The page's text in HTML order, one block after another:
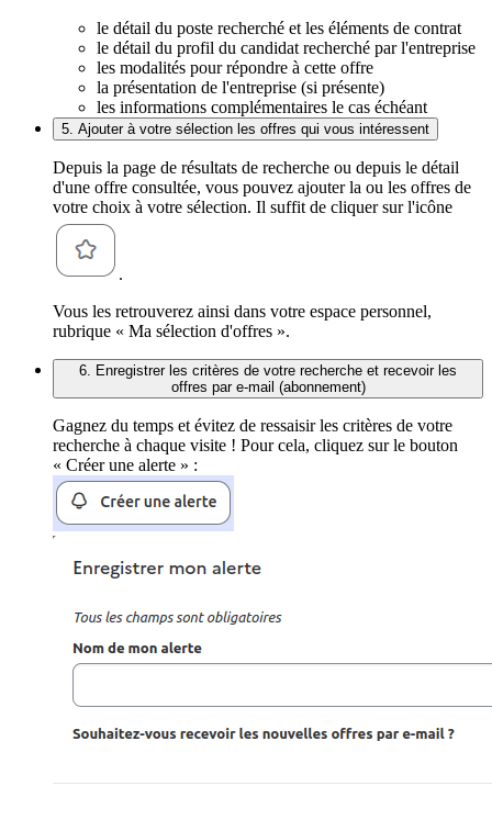
le détail du poste recherché et les éléments de contrat
le détail du profil du candidat recherché par l'entreprise
les modalités pour répondre à cette offre
la présentation de l'entreprise (si présente)
les informations complémentaires le cas échéant
5. Ajouter à votre sélection les offres qui vous intéressent
Depuis la page de résultats de recherche ou depuis le détail
d'une offre consultée, vous pouvez ajouter la ou les offres de
votre choix à votre sélection. Il suffit de cliquer sur l'icône
.
Vous les retrouverez ainsi dans votre espace personnel,
rubrique « Ma sélection d'offres ».
6. Enregistrer les critères de votre recherche et recevoir les
offres par e-mail (abonnement)
Gagnez du temps et évitez de ressaisir les critères de votre
recherche à chaque visite ! Pour cela, cliquez sur le bouton
« Créer une alerte » :